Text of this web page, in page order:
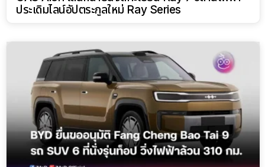
ประเดิมไลน์อัปตระกูลใหม่ Ray Series